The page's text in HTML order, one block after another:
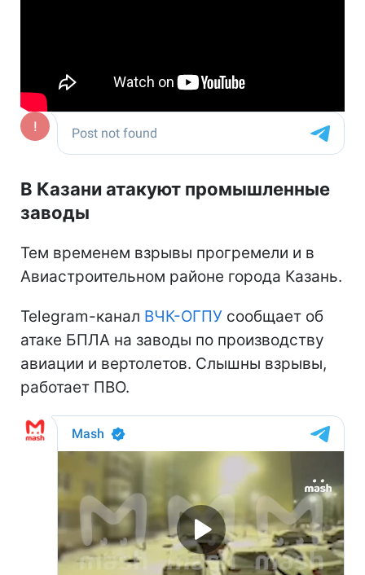
В Казани атакуют промышленные
заводы
Тем временем взрывы прогремели и в
Авиастроительном районе города Казань.
Telegram-канал ВЧК-ОГПУ сообщает об
атаке БПЛА на заводы по производству
авиации и вертолетов. Слышны взрывы,
работает ПВО.